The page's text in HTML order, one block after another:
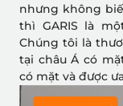
nhưng không
thì GARIS là
Chúng tôi là
tại châu Á có
có mặt và được